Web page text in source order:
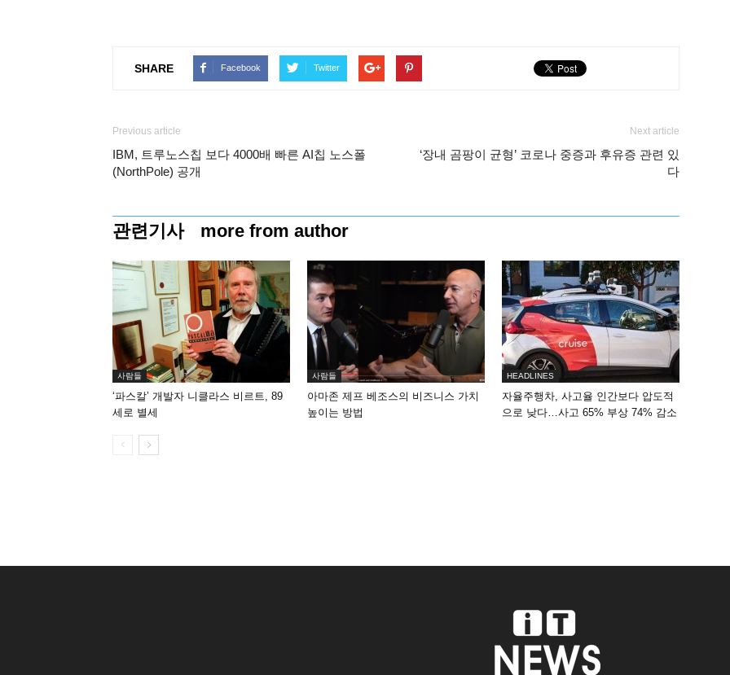
SHARE Facebook Twitter
Previous article
IBM, 트루노스칩 보다 4000배 빠른 AI칩 노스폴
(NorthPole) 공개
Next article
‘장내 곰팡이 균형’ 코로나 중증과 후유증 관련 있
다
관련기사 more from author
사람들
‘파스칼’ 개발자 니클라스 비르트, 89
세로 별세
사람들
아마존 제프 베조스의 비즈니스 가치
높이는 방법
HEADLINES
자율주행차, 사고율 인간보다 압도적
으로 낮다…사고 65% 부상 74% 감소